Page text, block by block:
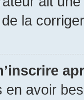
la
avoir